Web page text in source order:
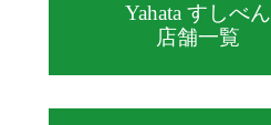
Yahata すしべん
店舗一覧